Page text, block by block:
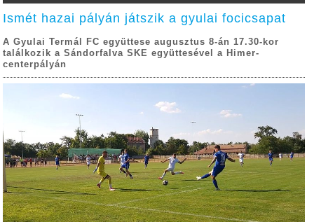
Ismét hazai pályán játszik a gyulai focicsapat
A Gyulai Termál FC együttese augusztus 8-án 17.30-kor
találkozik a Sándorfalva SKE együttesével a Himer-
centerpályán